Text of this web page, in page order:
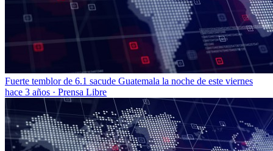
Fuerte temblor de 6.1 sacude Guatemala la noche de este viernes
hace 3 años · Prensa Libre